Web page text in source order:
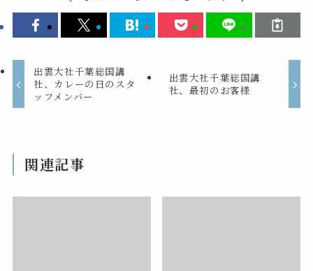
出雲大社千葉総国講
社、カレーの日のスタ
ッフメンバー
出雲大社千葉総国講
社、最初のお客様
関連記事